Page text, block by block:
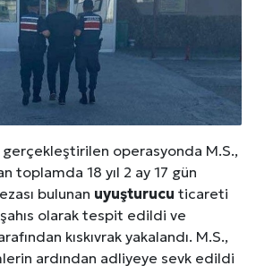
gerçekleştirilen operasyonda M.S.,
toplamda 18 yıl 2 ay 17 gün
bulunan uyuşturucu ticareti
olarak tespit edildi ve
kıskıvrak yakalandı. M.S.,
ardından adliyeye sevk edildi